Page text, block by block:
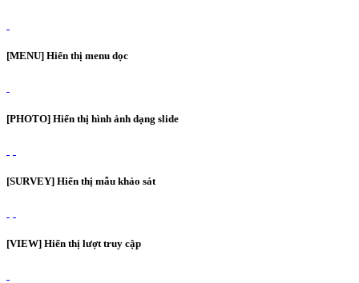
[MENU] Hiển thị menu dọc
[PHOTO] Hiển thị hình ảnh dạng slide
[SURVEY] Hiển thị mẫu khảo sát
[VIEW] Hiển thị lượt truy cập